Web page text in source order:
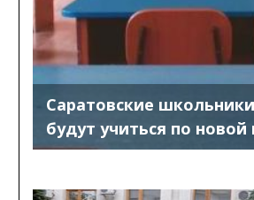
Саратовские
будут учиться по